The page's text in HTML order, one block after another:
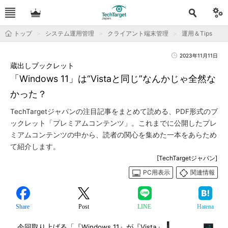
トップ システム運用管理 クライアント端末管理 運用＆Tips
2023年11月11日
「Windows 11」は“Vistaと同じ”なんかじゃ全然な
かった？
蔵出しブックレット
TechTargetジャパンの注目記事をまとめて読める、PDF形式のブ
ックレット「プレミアムコンテンツ」。これまでに公開したプレ
ミアムコンテンツの中から、読者の関心を集めた一本をあらため
て紹介します。
[TechTargetジャパン]
PC用表示
関連情報
Share Post LINE Hatena